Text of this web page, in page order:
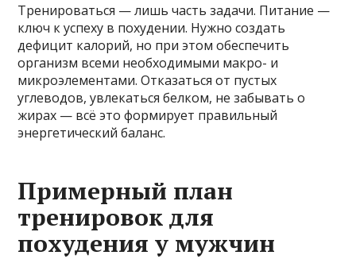
Тренироваться — лишь часть задачи. Питание —
ключ к успеху в похудении. Нужно создать
дефицит калорий, но при этом обеспечить
организм всеми необходимыми макро- и
микроэлементами. Отказаться от пустых
углеводов, увлекаться белком, не забывать о
жирах — всё это формирует правильный
энергетический баланс.
Примерный план
тренировок для
похудения у мужчин